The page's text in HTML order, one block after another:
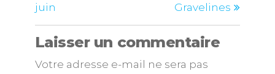
juin
Gravelines
Laisser un commentaire
Votre adresse e-mail ne sera pas